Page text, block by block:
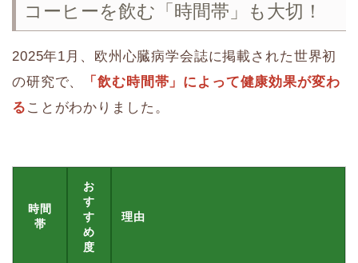
コーヒーを飲む「時間帯」も大切！
2025年1月、欧州心臓病学会誌に掲載された世界初
の研究で、
「飲む時間帯」によって健康効果が変わ
る ことがわかりました。
時間
帯
お
す
す
め
度
理由